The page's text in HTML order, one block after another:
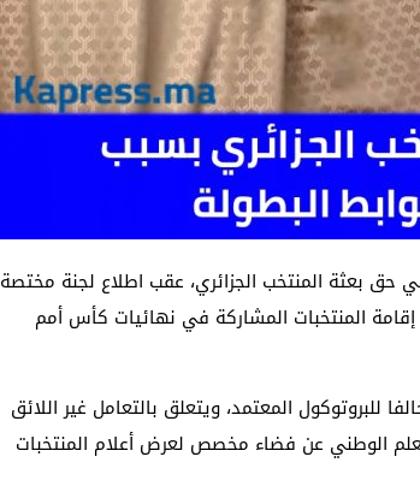
حق بعثة المنتخب الجزائري، عقب اطلاع لجنة مختصة
المنتخبات المشاركة في نهائيات كأس أمم
للبروتوكول المعتمد، ويتعلق بالتعامل غير اللائق
الوطني عن فضاء مخصص لعرض أعلام المنتخبات